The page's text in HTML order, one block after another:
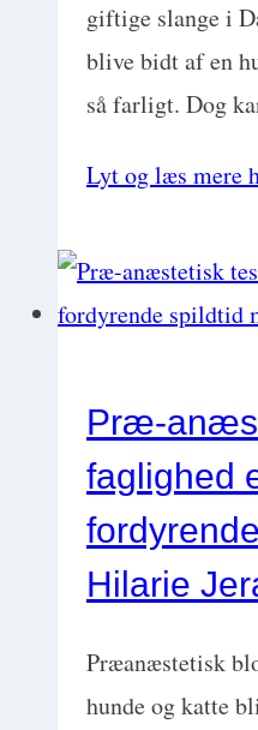
giftige slange i
blive bidt af en
så farligt. Dog
Lyt og læs mere
Præ-
faglighed
Hilarie
Præanæstetisk
hunde og katte